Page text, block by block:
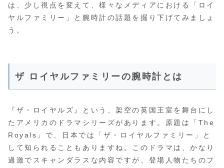
は、少し視点を変えて、様々なメディアにおける「ロイ
ヤルファミリー」と腕時計の話題を掘り下げてみましょ
う。
ザ ロイヤルファミリーの腕時計とは
『ザ・ロイヤルズ』という、架空の英国王室を舞台にし
たアメリカのドラマシリーズがあります。原題は「The
Royals」で、日本では「ザ・ロイヤルファミリー」と
して知られることもありますね。このドラマは、かなり
過激でスキャンダラスな内容ですが、登場人物たちのフ